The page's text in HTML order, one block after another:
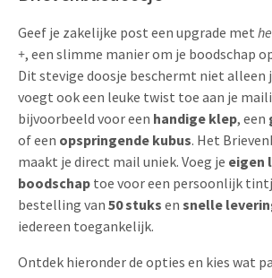
Geef je zakelijke post een upgrade met
+, een slimme manier om je boodschap
Dit stevige doosje beschermt niet alleen
voegt ook een leuke twist toe aan je
bijvoorbeeld voor een handige klep, een
of een opspringende kubus. Het
maakt je direct mail uniek. Voeg je eigen
boodschap toe voor een persoonlijk
bestelling van 50 stuks en snelle
iedereen toegankelijk.
Ontdek hieronder de opties en kies wat
Turning Card
Brievenbusdoosje +
Schuifkaarten
Pop-up Kaarten
Geluidskaarten
Lenticular Cards
Klepdoosjes
Schuifdoosjes
Retail Marketing
Vastgoedmarketing
Sport Marketing
Media Marketing
Automotive Marketing
Non-profit Marketing
Gelegenheden
Kerst- en Eindejaar
Verjaardag en Jubilea
Uitnodigingen
Product Introductie
Contact
Over Ons
Vacatures
Contactgegevens